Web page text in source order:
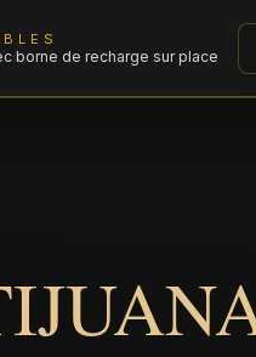
borne de recharge sur place